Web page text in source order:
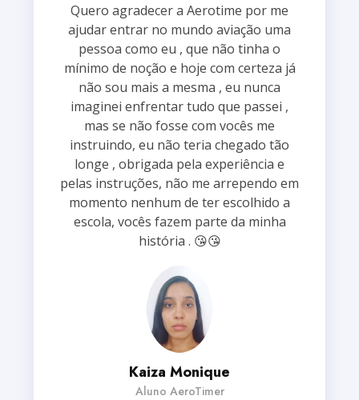
Quero agradecer a Aerotime por me
ajudar entrar no mundo aviação uma
pessoa como eu , que não tinha o
mínimo de noção e hoje com certeza já
não sou mais a mesma , eu nunca
imaginei enfrentar tudo que passei ,
mas se não fosse com vocês me
instruindo, eu não teria chegado tão
longe , obrigada pela experiência e
pelas instruções, não me arrependo em
momento nenhum de ter escolhido a
escola, vocês fazem parte da minha
história . 😘😘
Kaiza Monique
Aluno AeroTimer